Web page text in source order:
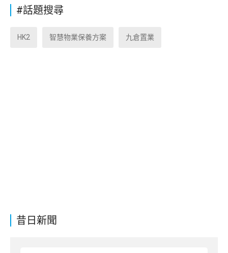
昔日新聞
#話題搜尋
HK2 智慧物業保養方案 九倉置業